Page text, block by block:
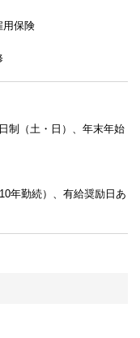
用保険
制（土・日）、年末年始
年勤続）、有給奨励日あ